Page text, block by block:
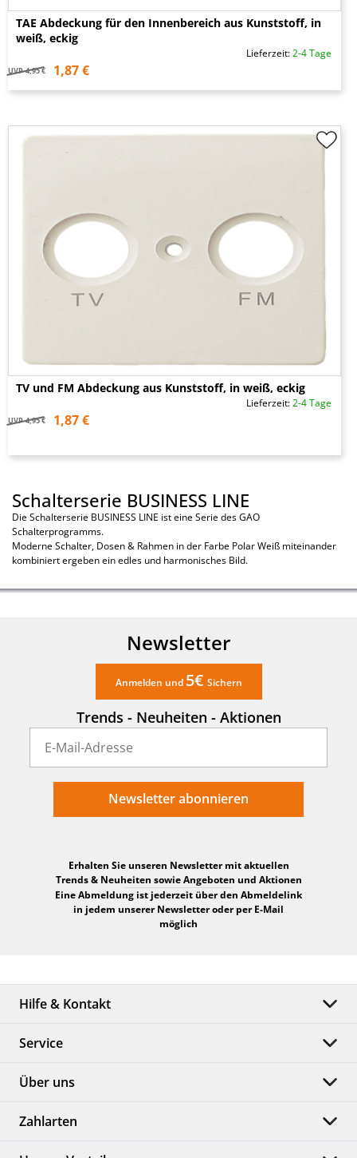
TAE Abdeckung für den Innenbereich aus Kunststoff, in
weiß, eckig
Lieferzeit:2-4 Tage
UVP 4,95 € 1,87 €
TV und FM Abdeckung aus Kunststoff, in weiß, eckig
Lieferzeit:2-4 Tage
UVP 4,95 € 1,87 €
Schalterserie BUSINESS LINE
Die Schalterserie BUSINESS LINE ist eine Serie des GAO
Schalterprogramms.
Moderne Schalter, Dosen & Rahmen in der Farbe Polar Weiß miteinander
kombiniert ergeben ein edles und harmonisches Bild.
Newsletter
Anmelden und 5€ Sichern
Trends - Neuheiten - Aktionen
Newsletter abonnieren
Erhalten Sie unseren Newsletter mit aktuellen
Trends & Neuheiten sowie Angeboten und Aktionen
Eine Abmeldung ist jederzeit über den Abmeldelink
in jedem unserer Newsletter oder per E-Mail
möglich
Hilfe & Kontakt
Service
Über uns
Zahlarten